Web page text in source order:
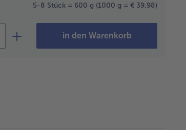
5-8 Stück = 600 g (1000 g = € 39,98)
in den Warenkorb